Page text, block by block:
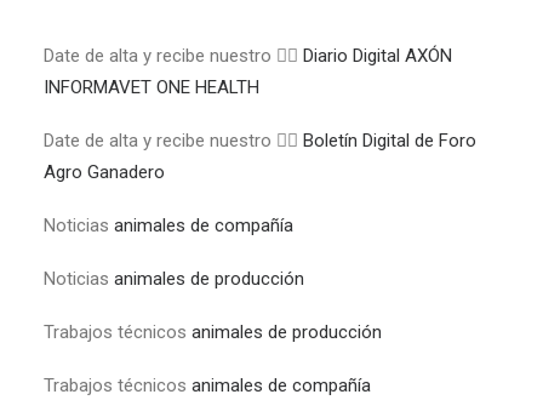
Date de alta y recibe nuestro 👉🏼 Diario Digital AXÓN
INFORMAVET ONE HEALTH
Date de alta y recibe nuestro 👉🏼 Boletín Digital de Foro
Agro Ganadero
Noticias animales de compañía
Noticias animales de producción
Trabajos técnicos animales de producción
Trabajos técnicos animales de compañía